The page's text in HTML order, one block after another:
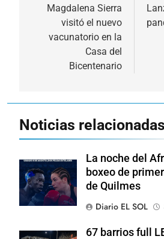
entradas
Magdalena Sierra
visitó el nuevo
vacunatorio en la
Casa del
Bicentenario
Noticias relacionadas
La noche del
boxeo de
de Quilmes
Diario EL SOL
67 barrios full